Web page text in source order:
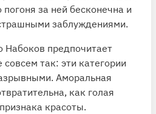
погоня за ней бесконечна и
заблуждениями.
Набоков предпочитает
совсем так: эти категории
Аморальная
как голая
красоты.